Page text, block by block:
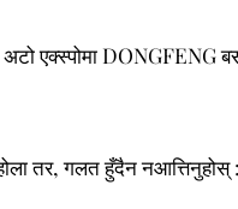
अटो एक्स्पोमा DONGFENG
तर, गलत हुँदैन नआत्तिनुहोस्